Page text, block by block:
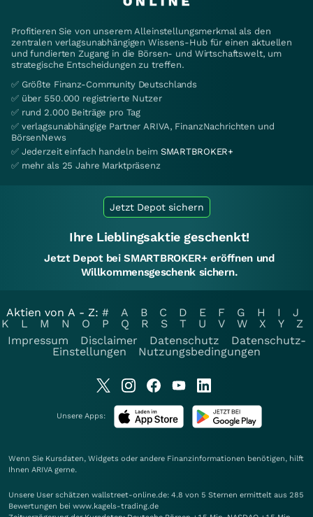
Profitieren Sie von unserem Alleinstellungsmerkmal als den
zentralen verlagsunabhängigen Wissens-Hub für einen aktuellen
und fundierten Zugang in die Börsen- und Wirtschaftswelt, um
strategische Entscheidungen zu treffen.
✅ Größte Finanz-Community Deutschlands
✅ über 550.000 registrierte Nutzer
✅ rund 2.000 Beiträge pro Tag
✅ verlagsunabhängige Partner ARIVA, FinanzNachrichten und
BörsenNews
✅ Jederzeit einfach handeln beim SMARTBROKER+
✅ mehr als 25 Jahre Marktpräsenz
Jetzt Depot sichern
Ihre Lieblingsaktie geschenkt!
Jetzt Depot bei SMARTBROKER+ eröffnen und
Willkommensgeschenk sichern.
Aktien von A - Z: # A B C D E F G H I
J
K
L M N O P Q R S T U V W X Y
Z
Impressum
Disclaimer Datenschutz
Datenschutz-
Einstellungen
Nutzungsbedingungen
Unsere Apps:
Wenn Sie Kursdaten, Widgets oder andere Finanzinformationen benötigen, hilft
Ihnen ARIVA gerne.
Unsere User schätzen wallstreet-online.de: 4.8 von 5 Sternen ermittelt aus 285
Bewertungen bei www.kagels-trading.de